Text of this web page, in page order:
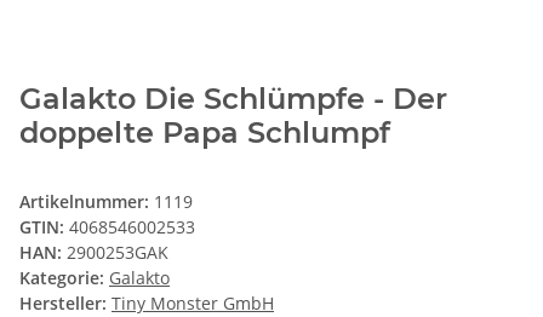
Galakto Die Schlümpfe - Der
doppelte Papa Schlumpf
Artikelnummer: 1119
GTIN: 4068546002533
HAN: 2900253GAK
Kategorie: Galakto
Hersteller: Tiny Monster GmbH